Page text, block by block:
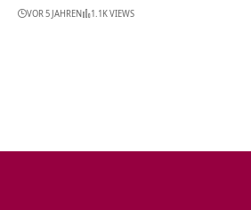
VOR 5 JAHREN 1.1K VIEWS